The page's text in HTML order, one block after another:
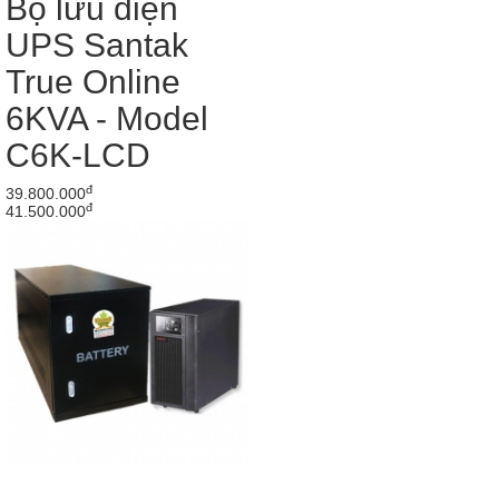
Bộ lưu điện
UPS Santak
True Online
6KVA - Model
C6K-LCD
39.800.000đ
41.500.000đ